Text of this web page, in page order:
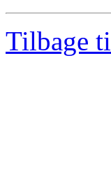
Tilbage